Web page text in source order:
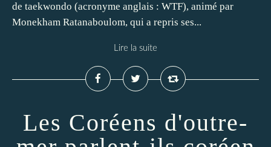
de taekwondo (acronyme anglais : WTF), animé par
Monekham Ratanaboulom, qui a repris ses...
Lire la suite
Les Coréens d'outre-